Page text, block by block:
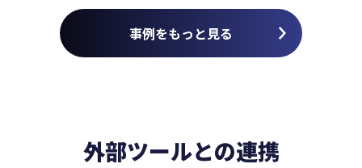
事例をもっと見る
外部ツールとの連携